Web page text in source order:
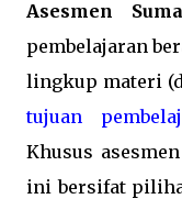
Asesmen
pembelajaran
lingkup materi
tujuan
Khusus
ini bersifat